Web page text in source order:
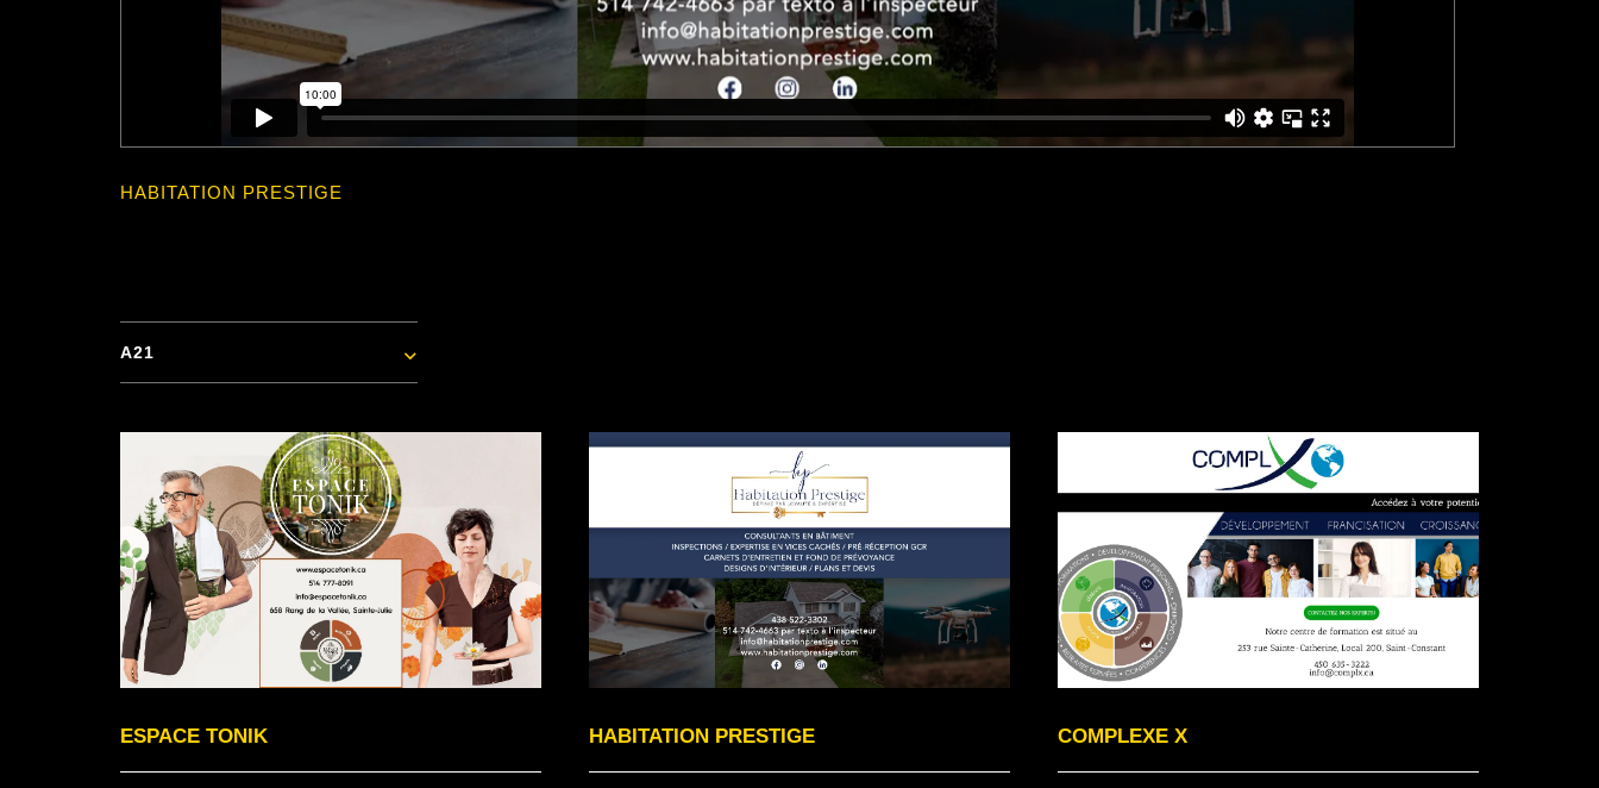
HABITATION PRESTIGE
A21
ESPACE TONIK HABITATION PRESTIGE COMPLEXE X